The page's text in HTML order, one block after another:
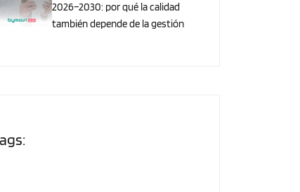
2026–2030: por qué la calidad
también depende de la gestión